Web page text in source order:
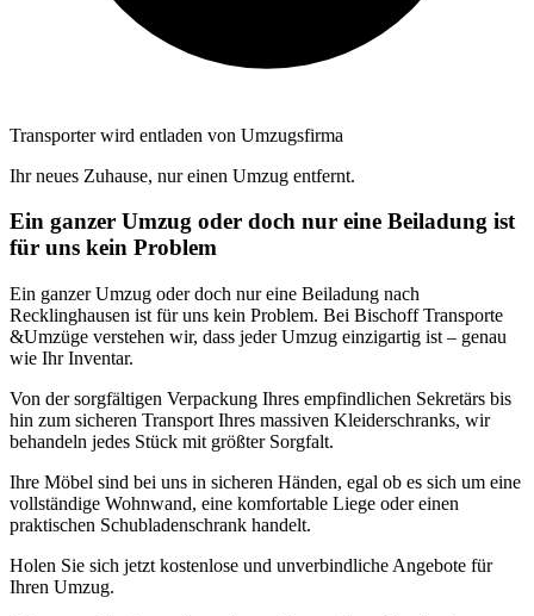
Transporter wird entladen von Umzugsfirma
Ihr neues Zuhause, nur einen Umzug entfernt.
Ein ganzer Umzug oder doch nur eine Beiladung ist
für uns kein Problem
Ein ganzer Umzug oder doch nur eine Beiladung nach
Recklinghausen ist für uns kein Problem. Bei Bischoff Transporte
&Umzüge verstehen wir, dass jeder Umzug einzigartig ist – genau
wie Ihr Inventar.
Von der sorgfältigen Verpackung Ihres empfindlichen Sekretärs bis
hin zum sicheren Transport Ihres massiven Kleiderschranks, wir
behandeln jedes Stück mit größter Sorgfalt.
Ihre Möbel sind bei uns in sicheren Händen, egal ob es sich um eine
vollständige Wohnwand, eine komfortable Liege oder einen
praktischen Schubladenschrank handelt.
Holen Sie sich jetzt kostenlose und unverbindliche Angebote für
Ihren Umzug.